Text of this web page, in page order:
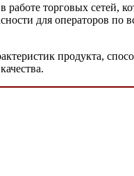
торговых сетей,
для операторов по
продукта,